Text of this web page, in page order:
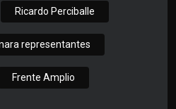
Ricardo Perciballe
representantes
Frente Amplio